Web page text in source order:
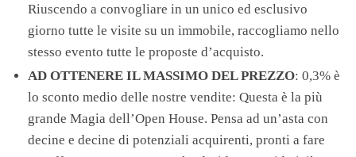
Riuscendo a convogliare in un unico ed esclusivo
giorno tutte le visite su un immobile, raccogliamo nello
stesso evento tutte le proposte d’acquisto.
AD OTTENERE IL MASSIMO DEL PREZZO: 0,3% è
lo sconto medio delle nostre vendite: Questa è la più
grande Magia dell’Open House. Pensa ad un’asta con
decine e decine di potenziali acquirenti, pronti a fare